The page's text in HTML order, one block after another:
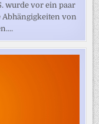
wurde vor ein paar
Abhängigkeiten von